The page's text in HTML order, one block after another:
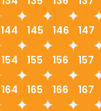
144 145 146 147
154 155 156 157
164 165 166 167